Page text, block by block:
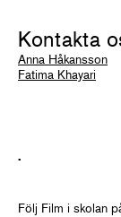
Kontakta
Anna Håkansson
Fatima Khayari
.
Följ Film i skolan